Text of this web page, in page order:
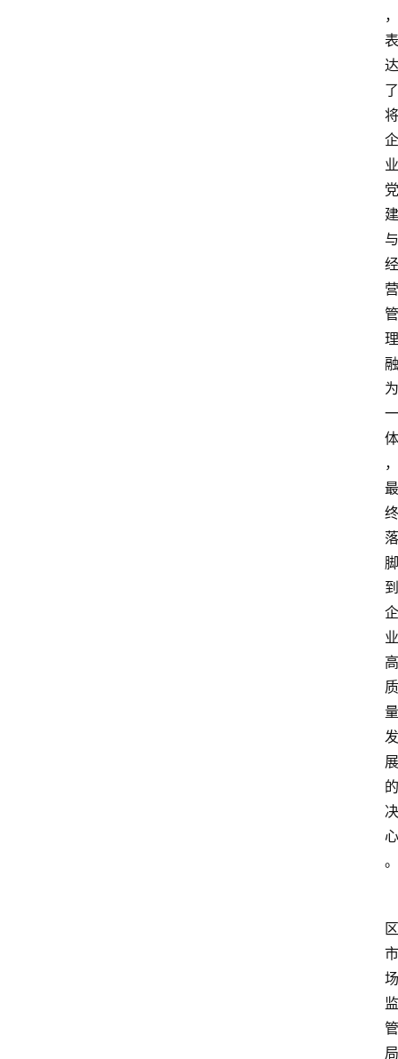
，
表
达
了
将
企
业
党
建
与
经
营
管
理
融
为
一
体
，
最
终
落
脚
到
企
业
高
质
量
发
展
的
决
心
。
区
市
场
监
管
局